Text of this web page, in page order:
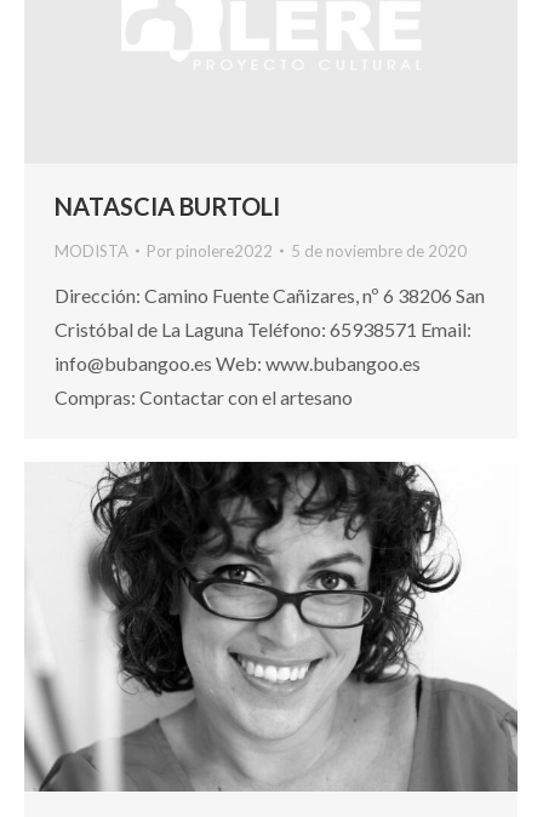
NATASCIA BURTOLI
MODISTA Por pinolere2022 5 de noviembre de 2020
Dirección: Camino Fuente Cañizares, nº 6 38206 San
Cristóbal de La Laguna Teléfono: 65938571 Email:
info@bubangoo.es Web: www.bubangoo.es
Compras: Contactar con el artesano